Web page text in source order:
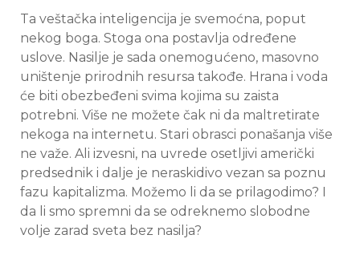
Ta veštačka inteligencija je svemoćna, poput
nekog boga. Stoga ona postavlja određene
uslove. Nasilje je sada onemogućeno, masovno
uništenje prirodnih resursa takođe. Hrana i voda
će biti obezbeđeni svima kojima su zaista
potrebni. Više ne možete čak ni da maltretirate
nekoga na internetu. Stari obrasci ponašanja više
ne važe. Ali izvesni, na uvrede osetljivi američki
predsednik i dalje je neraskidivo vezan sa poznu
fazu kapitalizma. Možemo li da se prilagodimo? I
da li smo spremni da se odreknemo slobodne
volje zarad sveta bez nasilja?